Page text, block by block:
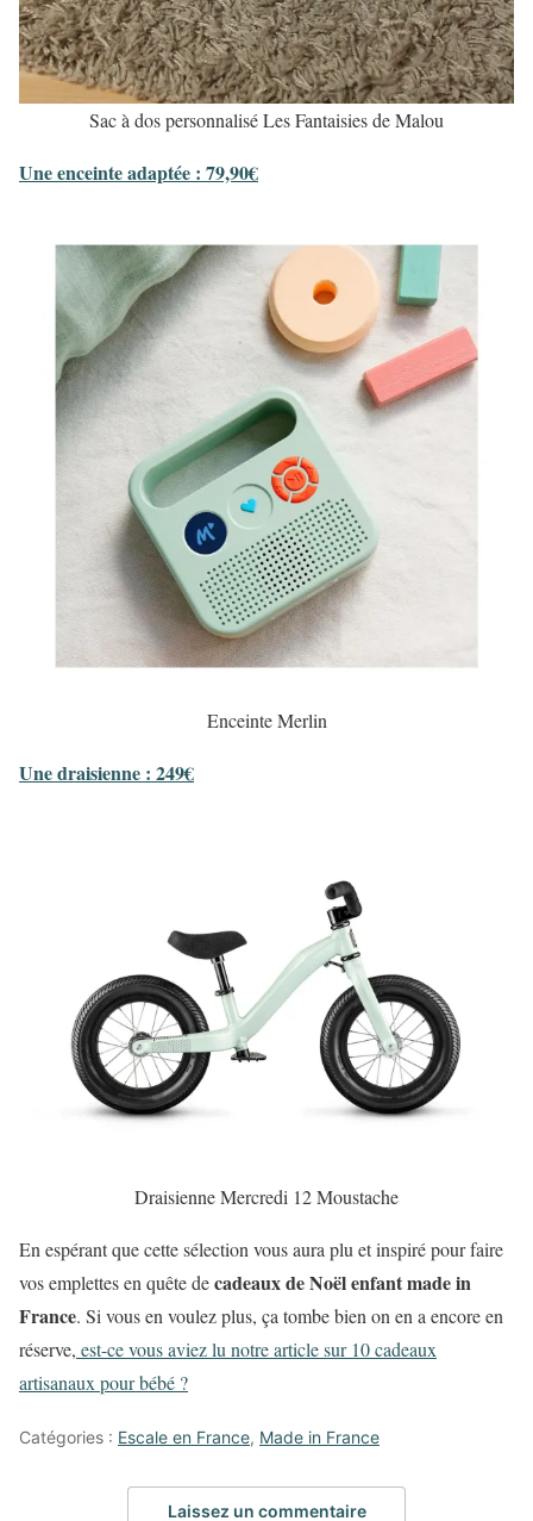
Sac à dos personnalisé Les Fantaisies de Malou
Une enceinte adaptée : 79,90€
Enceinte Merlin
Une draisienne : 249€
Draisienne Mercredi 12 Moustache
En espérant que cette sélection vous aura plu et inspiré pour faire
vos emplettes en quête decadeaux de Noël enfant made in
France. Si vous en voulez plus, ça tombe bien on en a encore en
réserve, est-ce vous aviez lu notre article sur 10 cadeaux
artisanaux pour bébé ?
Catégories : Escale en France, Made in France
Laissez un commentaire